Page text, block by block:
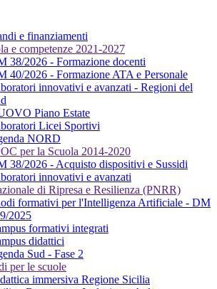
e finanziamenti
e competenze 2021-2027
38/2026 - Formazione docenti
40/2026 - Formazione ATA e Personale
innovativi e avanzati - Regioni del
Piano Estate
Licei Sportivi
NORD
per la Scuola 2014-2020
38/2026 - Acquisto dispositivi e Sussidi
innovativi e avanzati
di Ripresa e Resilienza (PNRR)
formativi per l'Intelligenza Artificiale - DM
2025
formativi integrati
didattici
Sud - Fase 2
per le scuole
immersiva Regione Sicilia